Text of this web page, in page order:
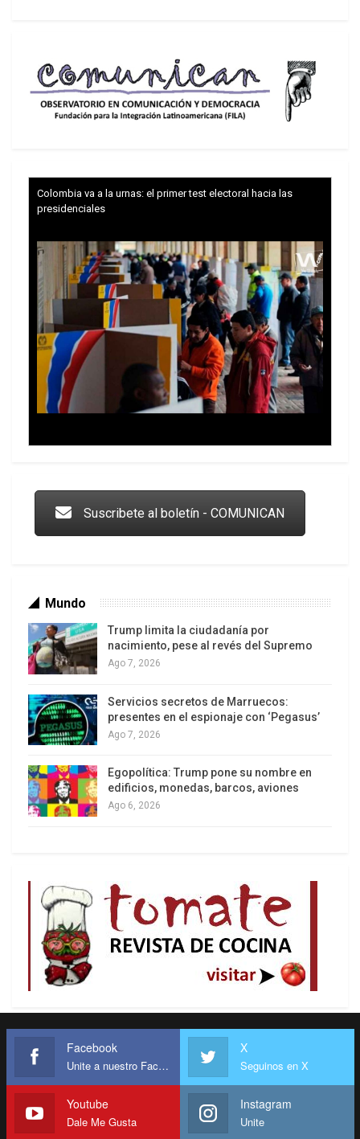
Colombia va a la urnas: el primer test electoral hacia las
presidenciales
Los latinos le van dando la espalda a Trump
Suscribete al boletín - COMUNICAN
Mundo
Trump limita la ciudadanía por
nacimiento, pese al revés del Supremo
Ago 7, 2026
Servicios secretos de Marruecos:
presentes en el espionaje con ‘Pegasus’
Ago 7, 2026
Egopolítica: Trump pone su nombre en
edificios, monedas, barcos, aviones
Ago 6, 2026
Facebook
Unite a nuestro Facebook
X
Seguinos en X
Youtube
Dale Me Gusta
Instagram
Unite